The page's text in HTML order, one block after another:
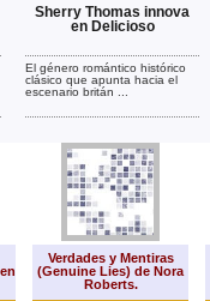
Sherry Thomas innova
en Delicioso
El género romántico histórico
clásico que apunta hacia el
escenario britán ...
Verdades y Mentiras
(Genuine Lies) de Nora
Roberts.